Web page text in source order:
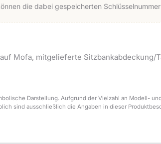
die dabei gespeicherten
Mofa, mitgelieferte Sitzbankabdeckung/
Darstellung. Aufgrund der Vielzahl an Modell-
sind ausschließlich die Angaben in dieser